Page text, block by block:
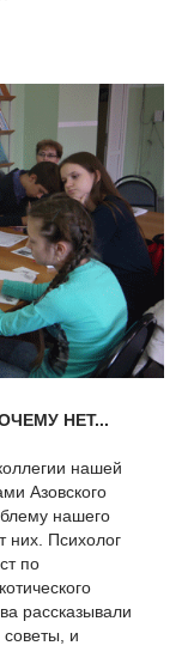
НЕТ...
нашей
Азовского
нашего
них. Психолог
по
рассказывали
и